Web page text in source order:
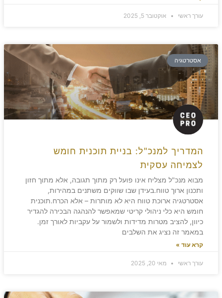
עורך ראשי אוקטובר 5, 2025
אסטרטגיה
המדריך למנכ"ל: בניית תוכנית חומש
לצמיחה עסקית
מבוא מנכ"ל מצליח אינו פועל רק מתוך תגובה, אלא מתוך חזון
ותכנון ארוך טווח.בעידן שבו שווקים משתנים במהירות,
אסטרטגיה ארוכת טווח היא לא מותרות – אלא הכרח.תוכנית
חומש היא כלי ניהולי קריטי שמאפשר להנהגה הבכירה להגדיר
כיוון, להציב מטרות מדידות ולשמור על עקביות לאורך זמן.
במאמר זה נציג את השלבים
קרא עוד »
עורך ראשי מאי 20, 2025